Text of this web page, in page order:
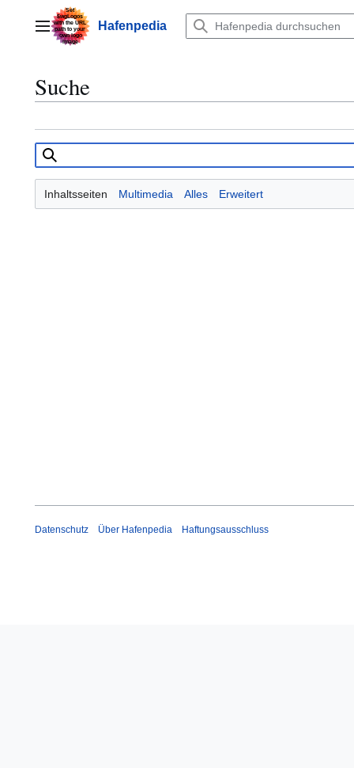
springenHauptmenüHafenpedia
Suche
Inhaltsseiten Multimedia Alles Erweitert
Datenschutz Über Hafenpedia Haftungsausschluss